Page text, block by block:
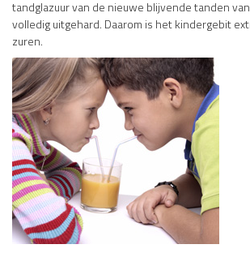
tandglazuur van de nieuwe blijvende tanden
volledig uitgehard. Daarom is het kindergebit
zuren.